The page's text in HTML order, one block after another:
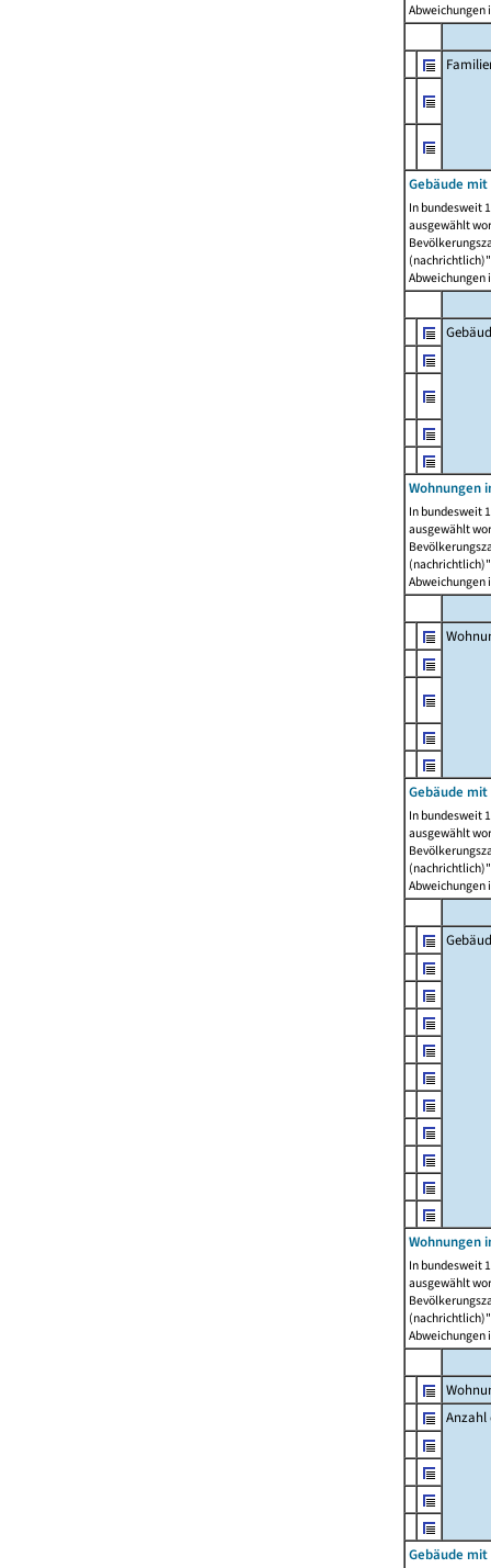
Abweichungen
Gebäude
In bundesweit
ausgewählt
Abweichungen
Wohnungen
In bundesweit
ausgewählt
Abweichungen
Gebäude
In bundesweit
ausgewählt
Abweichungen
Wohnungen
In bundesweit
ausgewählt
Abweichungen
Anzahl
Gebäude